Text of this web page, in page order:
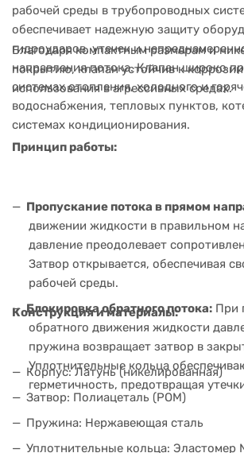
рабочей среды в трубопроводных
обеспечивает надежную защиту
гидроударов, утечек и
направления потока. Клапан широко
системах отопления, холодного и
водоснабжения, тепловых пунктов,
системах кондиционирования.
Благодаря компактным размерам и
покрытию, клапан устойчив к
использования в агрессивных средах.
Принцип работы:
Пропускание потока в прямом
движении жидкости в правильном
давление преодолевает
Затвор открывается, обеспечивая
рабочей среды.
Блокировка обратного потока: При
обратного движения жидкости
пружина возвращает затвор в
Уплотнительные кольца
герметичность, предотвращая
Конструкция и материалы:
Корпус: Латунь (никелированная)
Затвор: Полиацеталь (POM)
Пружина: Нержавеющая сталь
Уплотнительные кольца: Эластомер